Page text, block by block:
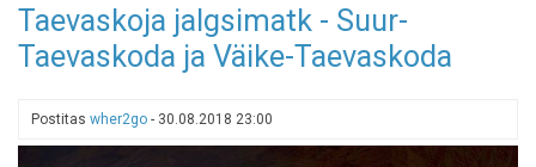
Keila-
Joalt
Taevaskoja jalgsimatk - Suur-
Taevaskoda ja Väike-Taevaskoda
Postitas wher2go - 30.08.2018 23:00